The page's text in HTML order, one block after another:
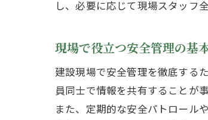
し、必要に応じて現場スタッフ
現場で役立つ安全管理の基
建設現場で安全管理を徹底する
員同士で情報を共有することが
また、定期的な安全パトロール